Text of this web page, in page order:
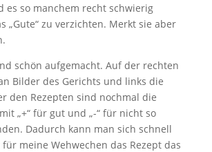
es so manchem recht schwierig
„Gute“ zu verzichten. Merkt sie aber
schön aufgemacht. Auf der rechten
Bilder des Gerichts und links die
den Rezepten sind nochmal die
„+“ für gut und „-“ für nicht so
Dadurch kann man sich schnell
meine Wehwechen das Rezept das